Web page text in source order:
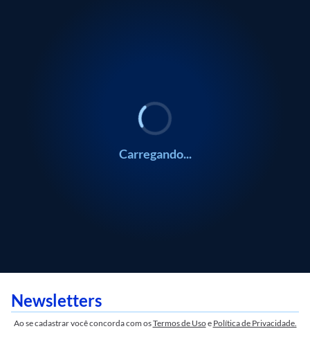
Carregando...
Newsletters
Ao se cadastrar você concorda com osTermos de Usoe Política de Privacidade.